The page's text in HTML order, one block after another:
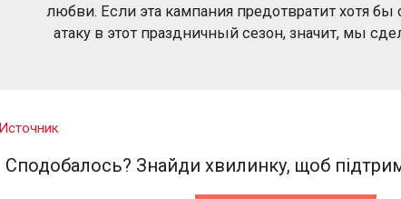
любви. Если эта кампания предотвратит хотя
атаку в этот праздничный сезон, значит, мы
Источник
Сподобалось? Знайди хвилинку, щоб